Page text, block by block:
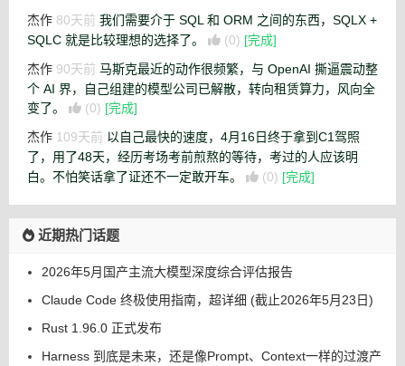
杰作 80天前 我们需要介于 SQL 和 ORM 之间的东西，SQLX +
SQLC 就是比较理想的选择了。
(0) [完成]
杰作 90天前 马斯克最近的动作很频繁，与 OpenAI 撕逼震动整
个 AI 界，自己组建的模型公司已解散，转向租赁算力，风向全
变了。
(0) [完成]
杰作 109天前 以自己最快的速度，4月16日终于拿到C1驾照
了，用了48天，经历考场考前煎熬的等待，考过的人应该明
白。不怕笑话拿了证还不一定敢开车。
(0) [完成]
近期热门话题
2026年5月国产主流大模型深度综合评估报告
Claude Code 终极使用指南，超详细 (截止2026年5月23日)
Rust 1.96.0 正式发布
Harness 到底是未来，还是像Prompt、Context一样的过渡产